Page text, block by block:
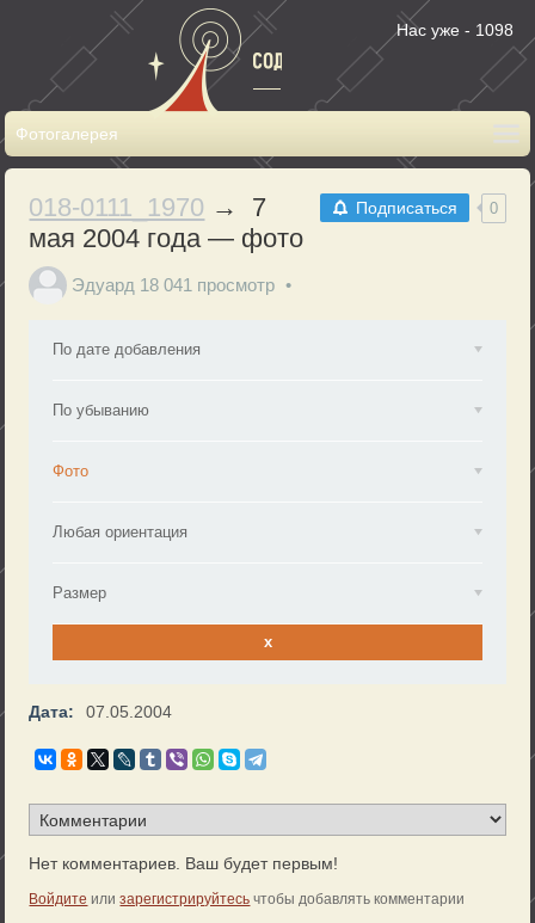
Нас уже - 1098
Подписаться 0
018-0111_1970 → 7
мая 2004 года — фото
Эдуард 18 041 просмотр
По дате добавления
По убыванию
Фото
Любая ориентация
Размер
x
Дата: 07.05.2004
Нет комментариев. Ваш будет первым!
Войдите илизарегистрируйтесь чтобы добавлять комментарии